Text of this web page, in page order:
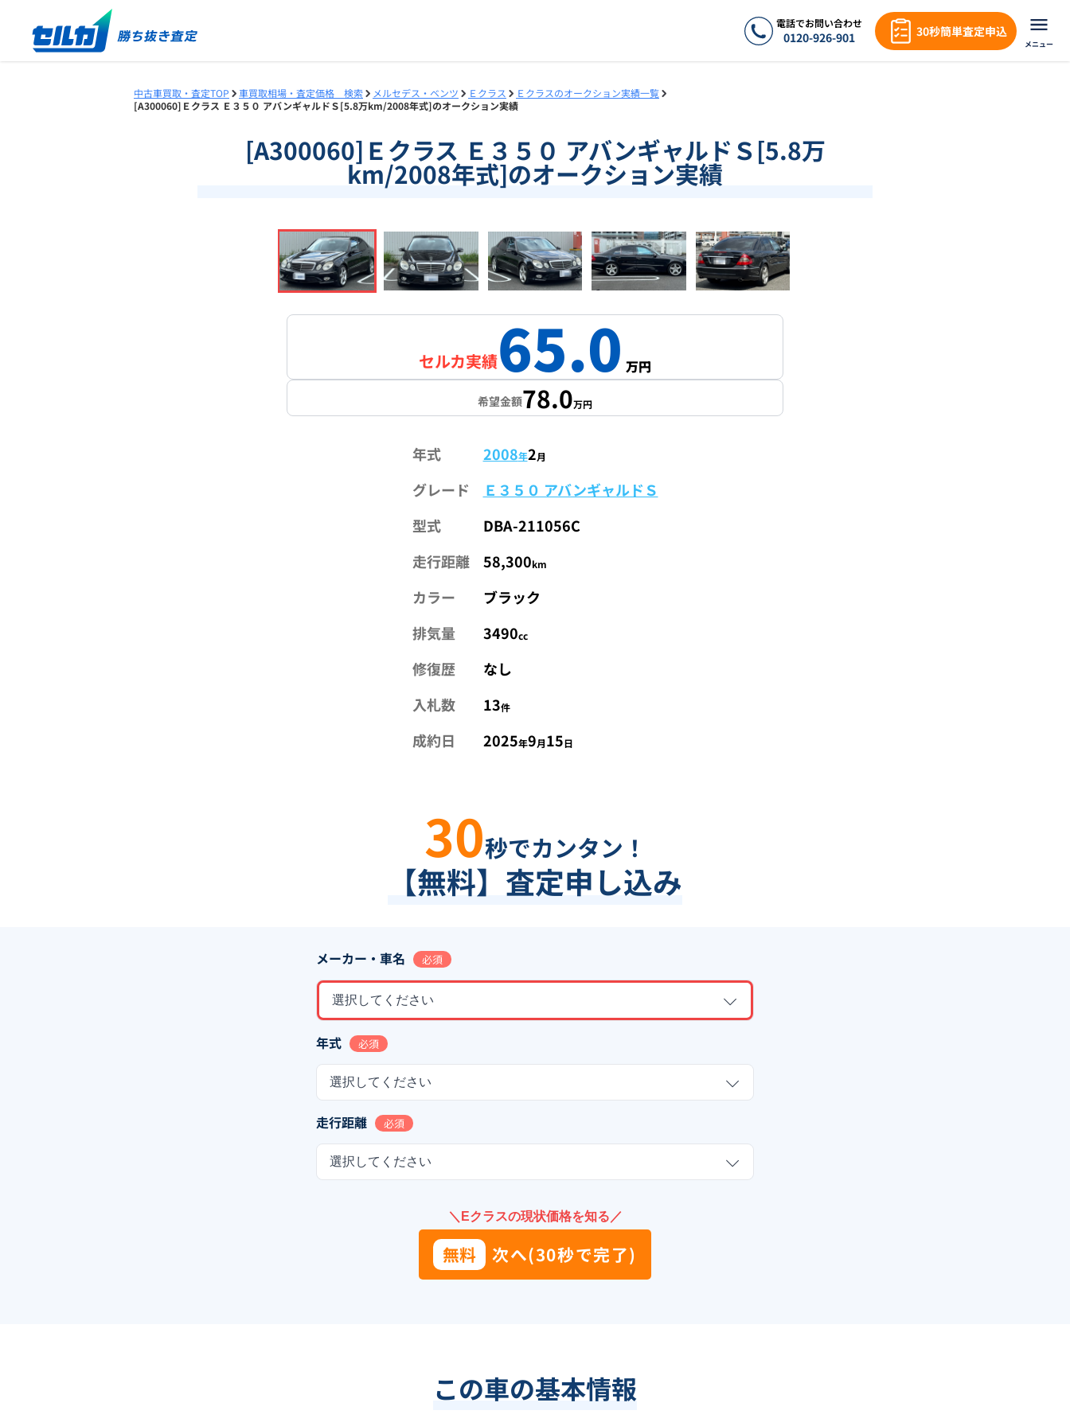
電話でお問い合わせ
0120-926-901 30秒簡単査定申込
メニュー
中古車買取・査定TOP 車買取相場・査定価格 検索 メルセデス・ベンツ Ｅクラス
Ｅクラスのオークション実績一覧
[A300060]Ｅクラス Ｅ３５０ アバンギャルドＳ[5.8万km/2008年式]のオークション実績
[A300060]Ｅクラス Ｅ３５０ アバンギャルドＳ[5.8万
km/2008年式]のオークション実績
1/18
セルカ実績65.0 万円
希望金額78.0万円
年式 2008年2月
グレード
Ｅ３５０ アバンギャルドＳ
型式
DBA-211056C
走行距離
58,300km
カラー
ブラック
排気量
3490cc
修復歴
なし
入札数
13件
成約日 2025年9月15日
30秒でカンタン！
【無料】査定申し込み
メーカー・車名 必須
選択してください
年式 必須
選択してください
走行距離 必須
選択してください
＼Eクラスの現状価格を知る／
無料 次へ(30秒で完了)
この車の基本情報